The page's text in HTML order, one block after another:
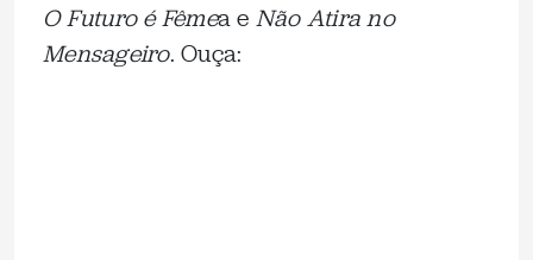
O Futuro é Fêmea e Não Atira no
Mensageiro. Ouça: